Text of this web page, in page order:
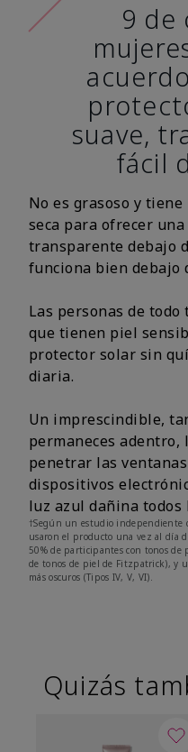
9 de
suave,
fácil
No es grasoso y
seca para ofrecer
transparente debajo
funciona bien debajo
Las personas de
que tienen piel
protector solar sin
diaria.
Un imprescindible,
permaneces adentro,
penetrar las
dispositivos
luz azul dañina todos
†Según un estudio independiente
usaron el producto una vez al día
50% de participantes con tonos de
de tonos de piel de Fitzpatrick), y
más oscuros (Tipos IV, V, VI).
Quizás